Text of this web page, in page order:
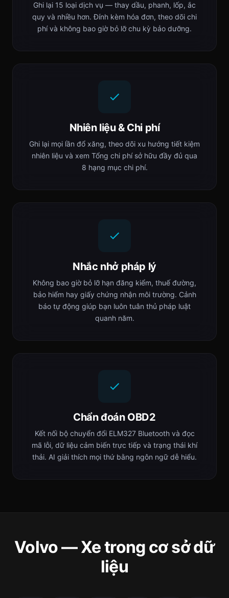
Ghi lại 15 loại dịch vụ — thay dầu, phanh, lốp, ắc
quy và nhiều hơn. Đính kèm hóa đơn, theo dõi chi
phí và không bao giờ bỏ lỡ chu kỳ bảo dưỡng.
Nhiên liệu & Chi phí
Ghi lại mọi lần đổ xăng, theo dõi xu hướng tiết kiệm
nhiên liệu và xem Tổng chi phí sở hữu đầy đủ qua
8 hạng mục chi phí.
Nhắc nhở pháp lý
Không bao giờ bỏ lỡ hạn đăng kiểm, thuế đường,
bảo hiểm hay giấy chứng nhận môi trường. Cảnh
báo tự động giúp bạn luôn tuân thủ pháp luật
quanh năm.
Chẩn đoán OBD2
Kết nối bộ chuyển đổi ELM327 Bluetooth và đọc
mã lỗi, dữ liệu cảm biến trực tiếp và trạng thái khí
thải. AI giải thích mọi thứ bằng ngôn ngữ dễ hiểu.
Volvo — Xe trong cơ sở dữ
liệu